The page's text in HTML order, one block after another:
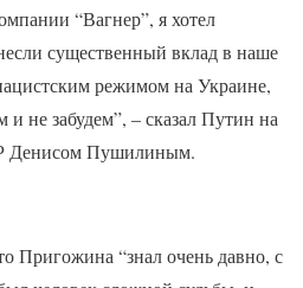
“Вагнер”, я хотел
существенный вклад в наше
режимом на Украине,
не забудем”, – сказал Путин на
Денисом Пушилиным.
Пригожина “знал очень давно, с